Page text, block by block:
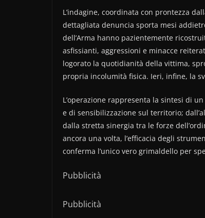
L’indagine, coordinata con prontezza
dettagliata denuncia sporta mesi
dell’Arma hanno pazientemente
asfissianti, aggressioni e minacce
logorato la quotidianità della vittima,
propria incolumità fisica. Ieri, infine, la
L’operazione rappresenta la sintesi di
e di sensibilizzazione sul territorio;
dalla stretta sinergia tra le forze
ancora una volta, l’efficacia degli
conferma l’unico vero grimaldello per
Pubblicità
Pubblicità